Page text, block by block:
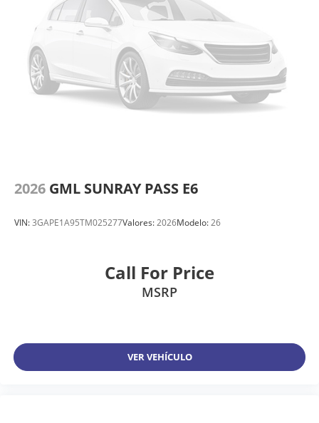
2026 GML SUNRAY PASS E6
VIN:3GAPE1A95TM025277Valores:2026Modelo:26
Call For Price
MSRP
VER VEHÍCULO